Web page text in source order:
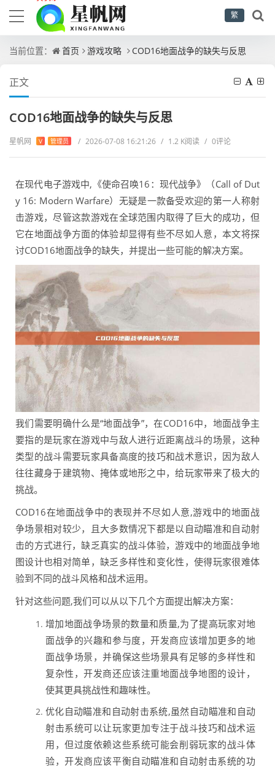
繁
当前位置： 首页 游戏攻略 COD16地面战争的缺失与反思
正文
COD16地面战争的缺失与反思
星帆网 V 管理员 / 2026-07-08 16:21:26 / 1.2 K阅读 / 0评论
在现代电子游戏中,《使命召唤16：现代战争》（Call of Dut
y 16: Modern Warfare）无疑是一款备受欢迎的第一人称射
击游戏，尽管这款游戏在全球范围内取得了巨大的成功，但
它在地面战争方面的体验却显得有些不尽如人意，本文将探
讨COD16地面战争的缺失，并提出一些可能的解决方案。
我们需要明确什么是“地面战争”，在COD16中，地面战争主
要指的是玩家在游戏中与敌人进行近距离战斗的场景，这种
类型的战斗需要玩家具备高度的技巧和战术意识，因为敌人
往往藏身于建筑物、掩体或地形之中，给玩家带来了极大的
挑战。
COD16在地面战争中的表现并不尽如人意,游戏中的地面战
争场景相对较少，且大多数情况下都是以自动瞄准和自动射
击的方式进行，缺乏真实的战斗体验，游戏中的地面战争地
图设计也相对简单，缺乏多样性和变化性，使得玩家很难体
验到不同的战斗风格和战术运用。
针对这些问题,我们可以从以下几个方面提出解决方案：
增加地面战争场景的数量和质量,为了提高玩家对地
面战争的兴趣和参与度，开发商应该增加更多的地
面战争场景，并确保这些场景具有足够的多样性和
复杂性，开发商还应该注重地面战争地图的设计，
使其更具挑战性和趣味性。
优化自动瞄准和自动射击系统,虽然自动瞄准和自动
射击系统可以让玩家更加专注于战斗技巧和战术运
用，但过度依赖这些系统可能会削弱玩家的战斗体
验，开发商应该平衡自动瞄准和自动射击系统的功